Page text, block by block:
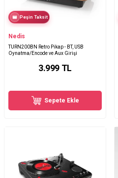
Peşin Taksit
Nedis
TURN200BN Retro Pikap - BT, USB
Oynatma/Encode ve Aux Girişi
3.999 TL
Sepete Ekle